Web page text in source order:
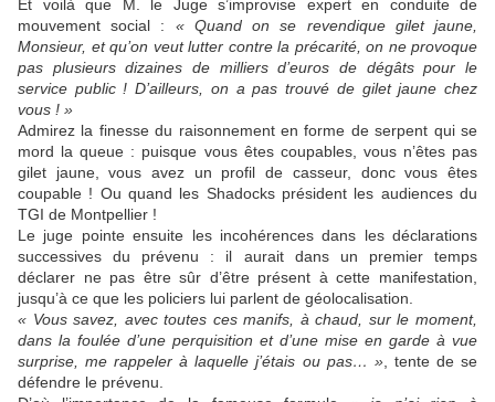
Et voilà que M. le Juge s’improvise expert en conduite de
mouvement social : « Quand on se revendique gilet jaune,
Monsieur, et qu’on veut lutter contre la précarité, on ne provoque
pas plusieurs dizaines de milliers d’euros de dégâts pour le
service public ! D’ailleurs, on a pas trouvé de gilet jaune chez
vous ! »
Admirez la finesse du raisonnement en forme de serpent qui se
mord la queue : puisque vous êtes coupables, vous n’êtes pas
gilet jaune, vous avez un profil de casseur, donc vous êtes
coupable ! Ou quand les Shadocks président les audiences du
TGI de Montpellier !
Le juge pointe ensuite les incohérences dans les déclarations
successives du prévenu : il aurait dans un premier temps
déclarer ne pas être sûr d’être présent à cette manifestation,
jusqu’à ce que les policiers lui parlent de géolocalisation.
« Vous savez, avec toutes ces manifs, à chaud, sur le moment,
dans la foulée d’une perquisition et d’une mise en garde à vue
surprise, me rappeler à laquelle j’étais ou pas… », tente de se
défendre le prévenu.